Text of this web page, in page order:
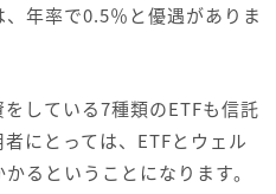
年率で0.5％と優遇がありま
している7種類のETFも信託
にとっては、ETFとウェル
るということになります。